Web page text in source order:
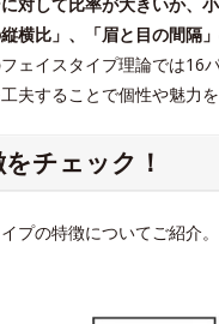
横比」、「眉と目の間
ェイスタイプ理論では16
夫することで個性や魅力
チェック！
プの特徴についてご紹介